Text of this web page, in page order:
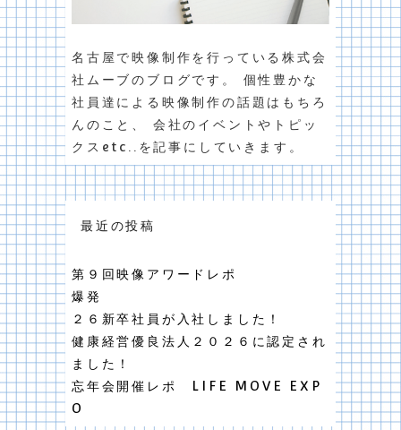
名古屋で映像制作を行っている株式会
社ムーブのブログです。 個性豊かな
社員達による映像制作の話題はもちろ
んのこと、 会社のイベントやトピッ
クスetc..を記事にしていきます。
最近の投稿
第９回映像アワードレポ
爆発
２６新卒社員が入社しました！
健康経営優良法人２０２６に認定され
ました！
忘年会開催レポ LIFE MOVE EXP
O